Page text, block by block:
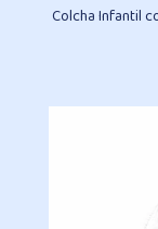
Colcha Infantil